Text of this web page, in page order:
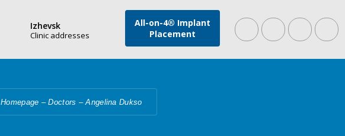
Izhevsk
Clinic addresses
All-on-4® Implant
Placement
Homepage – Doctors – Angelina Dukso